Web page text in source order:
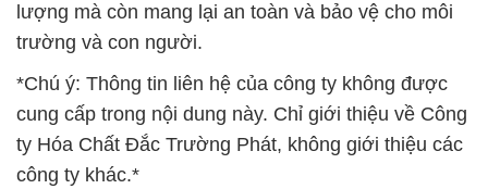
lượng mà còn mang lại an toàn và bảo vệ cho môi
trường và con người.
*Chú ý: Thông tin liên hệ của công ty không được
cung cấp trong nội dung này. Chỉ giới thiệu về Công
ty Hóa Chất Đắc Trường Phát, không giới thiệu các
công ty khác.*